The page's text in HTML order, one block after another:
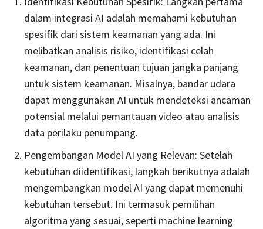
dalam integrasi AI adalah memahami kebutuhan
spesifik dari sistem keamanan yang ada. Ini
melibatkan analisis risiko, identifikasi celah
keamanan, dan penentuan tujuan jangka panjang
untuk sistem keamanan. Misalnya, bandar udara
dapat menggunakan AI untuk mendeteksi ancaman
potensial melalui pemantauan video atau analisis
data perilaku penumpang.
Pengembangan Model AI yang Relevan: Setelah
kebutuhan diidentifikasi, langkah berikutnya adalah
mengembangkan model AI yang dapat memenuhi
kebutuhan tersebut. Ini termasuk pemilihan
algoritma yang sesuai, seperti machine learning